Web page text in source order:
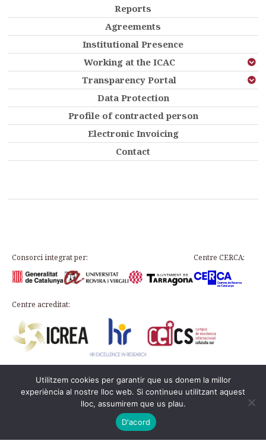
Reports
Agreements
Institutional Presence
Working at the ICAC
Transparency Portal
Data Protection
Profile of contracted person
Electronic Invoicing
Contact
Consorci integrat per: Centre CERCA:
Centre acreditat:
Plaça d’en Rovellat, s/n, 43003 Tarragona
Telephone: 977 24 91 33 · info@icac.cat
Legal Notice·Cookie Policy
PADICAT
Utilitzem cookies per garantir que us donem la millor
experiència al nostre lloc web. Si continueu utilitzant aquest
lloc, assumirem que us plau.
D'acord